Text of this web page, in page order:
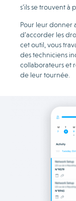
s’ils se trouvent à
Pour leur donner
d’accorder les
cet outil, vous
des techniciens
collaborateurs et
de leur tournée.